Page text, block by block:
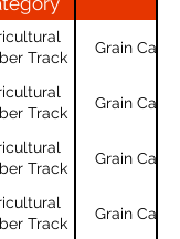
Track
Grain Cart
Track
Grain Cart
Track
Grain Cart
Track
Grain Cart